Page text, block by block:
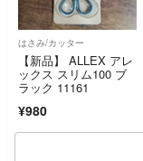
はさみ/カッター
【新品】 ALLEX アレ
ックス スリム100 ブ
ラック 11161
¥980